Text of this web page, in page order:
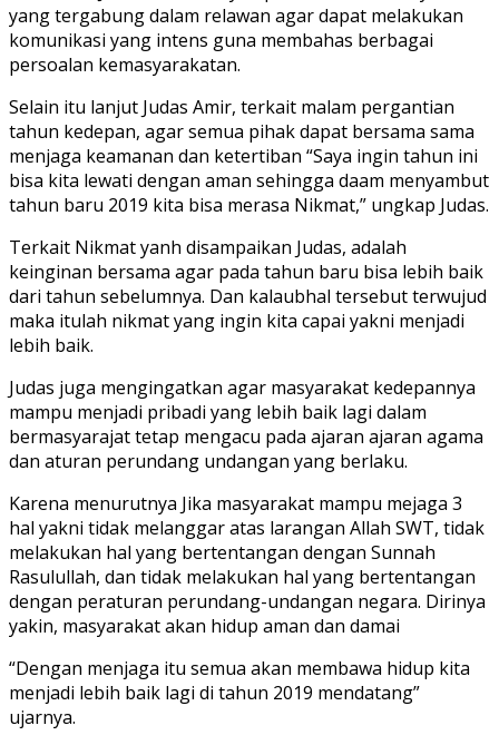
yang tergabung dalam relawan agar dapat melakukan
komunikasi yang intens guna membahas berbagai
persoalan kemasyarakatan.
Selain itu lanjut Judas Amir, terkait malam pergantian
tahun kedepan, agar semua pihak dapat bersama sama
menjaga keamanan dan ketertiban “Saya ingin tahun ini
bisa kita lewati dengan aman sehingga daam menyambut
tahun baru 2019 kita bisa merasa Nikmat,” ungkap Judas.
Terkait Nikmat yanh disampaikan Judas, adalah
keinginan bersama agar pada tahun baru bisa lebih baik
dari tahun sebelumnya. Dan kalaubhal tersebut terwujud
maka itulah nikmat yang ingin kita capai yakni menjadi
lebih baik.
Judas juga mengingatkan agar masyarakat kedepannya
mampu menjadi pribadi yang lebih baik lagi dalam
bermasyarajat tetap mengacu pada ajaran ajaran agama
dan aturan perundang undangan yang berlaku.
Karena menurutnya Jika masyarakat mampu mejaga 3
hal yakni tidak melanggar atas larangan Allah SWT, tidak
melakukan hal yang bertentangan dengan Sunnah
Rasulullah, dan tidak melakukan hal yang bertentangan
dengan peraturan perundang-undangan negara. Dirinya
yakin, masyarakat akan hidup aman dan damai
“Dengan menjaga itu semua akan membawa hidup kita
menjadi lebih baik lagi di tahun 2019 mendatang”
ujarnya.